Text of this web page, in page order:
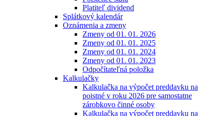
Platiteľ dividend
Splátkový kalendár
Oznámenia a zmeny
Zmeny od 01. 01. 2026
Zmeny od 01. 01. 2025
Zmeny od 01. 01. 2024
Zmeny od 01. 01. 2023
Odpočítateľná položka
Kalkulačky
Kalkulačka na výpočet preddavku na
poistné v roku 2026 pre samostatne
zárobkovo činné osoby
Kalkulačka na výpočet preddavku na